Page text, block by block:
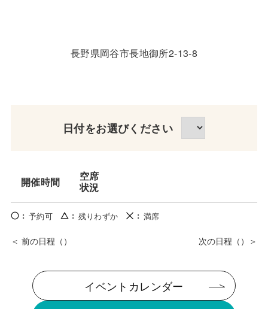
長野県岡谷市長地御所2-13-8
日付をお選びください
開催時間
空席
状況
予約可 残りわずか 満席
イベントカレンダー